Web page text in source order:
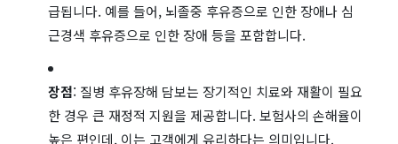
급됩니다. 예를 들어, 뇌졸중 후유증으로 인한 장애나 심
근경색 후유증으로 인한 장애 등을 포함합니다.
장점: 질병 후유장해 담보는 장기적인 치료와 재활이 필요
한 경우 큰 재정적 지원을 제공합니다. 보험사의 손해율이
높은 편인데, 이는 고객에게 유리하다는 의미입니다.